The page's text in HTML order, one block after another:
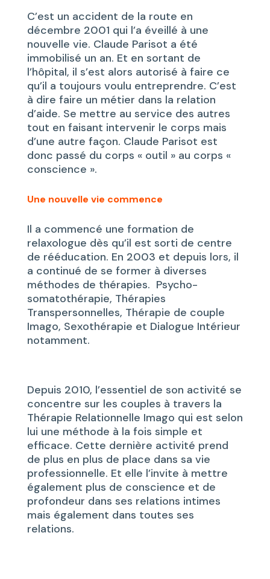
C’est un accident de la route en
décembre 2001 qui l’a éveillé à une
nouvelle vie. Claude Parisot a été
immobilisé un an. Et en sortant de
l’hôpital, il s’est alors autorisé à faire ce
qu’il a toujours voulu entreprendre. C’est
à dire faire un métier dans la relation
d’aide. Se mettre au service des autres
tout en faisant intervenir le corps mais
d’une autre façon. Claude Parisot est
donc passé du corps « outil » au corps «
conscience ».
Une nouvelle vie commence
Il a commencé une formation de
relaxologue dès qu’il est sorti de centre
de rééducation. En 2003 et depuis lors, il
a continué de se former à diverses
méthodes de thérapies. Psycho-
somatothérapie, Thérapies
Transpersonnelles, Thérapie de couple
Imago, Sexothérapie et Dialogue Intérieur
notamment.
Depuis 2010, l’essentiel de son activité se
concentre sur les couples à travers la
Thérapie Relationnelle Imago qui est selon
lui une méthode à la fois simple et
efficace. Cette dernière activité prend
de plus en plus de place dans sa vie
professionnelle. Et elle l’invite à mettre
également plus de conscience et de
profondeur dans ses relations intimes
mais également dans toutes ses
relations.